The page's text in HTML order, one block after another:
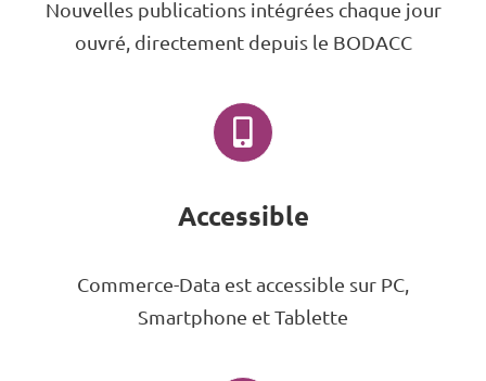
Nouvelles publications intégrées chaque jour
ouvré, directement depuis le BODACC
Accessible
Commerce-Data est accessible sur PC,
Smartphone et Tablette